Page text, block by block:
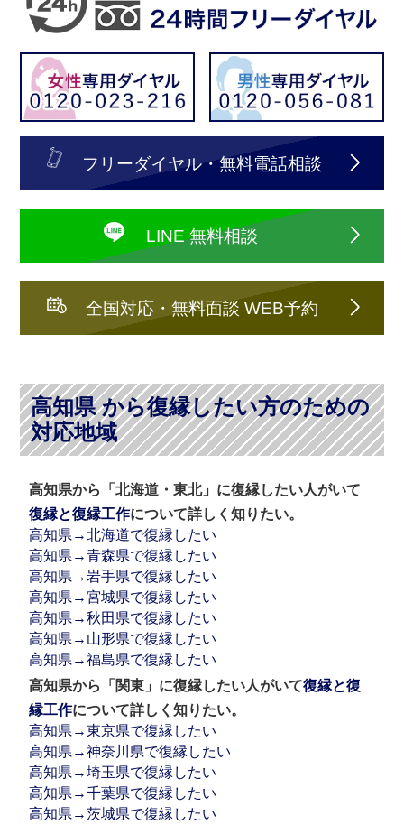
フリーダイヤル・無料電話相談
LINE 無料相談
全国対応・無料面談 WEB予約
高知県 から復縁したい方のための
対応地域
高知県から「北海道・東北」に復縁したい人がいて
復縁と復縁工作について詳しく知りたい。
高知県→北海道で復縁したい
高知県→青森県で復縁したい
高知県→岩手県で復縁したい
高知県→宮城県で復縁したい
高知県→秋田県で復縁したい
高知県→山形県で復縁したい
高知県→福島県で復縁したい
高知県から「関東」に復縁したい人がいて復縁と復
縁工作について詳しく知りたい。
高知県→東京県で復縁したい
高知県→神奈川県で復縁したい
高知県→埼玉県で復縁したい
高知県→千葉県で復縁したい
高知県→茨城県で復縁したい